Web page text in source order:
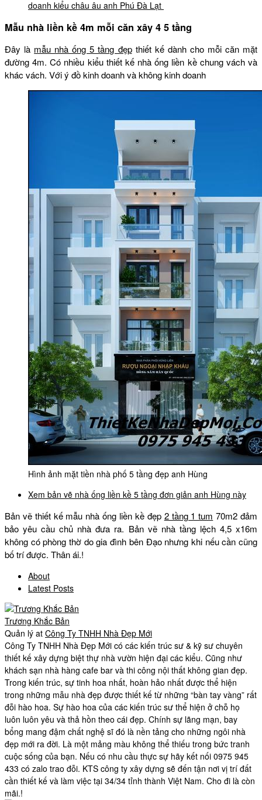
doanh kiểu châu âu anh Phú Đà Lạt
Mẫu nhà liền kề 4m mỗi căn xây 4 5 tầng
Đây là mẫu nhà ống 5 tầng đẹpthiết kế dành cho mỗi căn mặt
đường 4m. Có nhiều kiểu thiết kế nhà ống liền kề chung vách và
khác vách. Với ý đồ kinh doanh và không kinh doanh
Hình ảnh mặt tiền nhà phố 5 tầng đẹp anh Hùng
Xem bản vẽ nhà ống liền kề 5 tầng đơn giản anh Hùng này
Bản vẽ thiết kế mẫu nhà ống liền kề đẹp 2 tầng 1 tum 70m2 đảm
bảo yêu cầu chủ nhà đưa ra. Bản vẽ nhà tầng lệch 4,5 x16m
không có phòng thờ do gia đình bên Đạo nhưng khi nếu cần cũng
bố trí được. Thân ái.!
About
Latest Posts
Trương Khắc Bản
Quản lý at Công Ty TNHH Nhà Đẹp Mới
Công Ty TNHH Nhà Đẹp Mới có các kiến trúc sư & kỹ sư chuyên
thiết kế xây dựng biệt thự nhà vườn hiện đại các kiểu. Cũng như
khách sạn nhà hàng cafe bar và thi công nội thất không gian đẹp.
Trong kiến trúc, sự tinh hoa nhất, hoàn hảo nhất được thể hiện
trong những mẫu nhà đẹp được thiết kế từ những “bàn tay vàng” rất
đỗi hào hoa. Sự hào hoa của các kiến trúc sư thể hiện ở chỗ họ
luôn luôn yêu và thả hồn theo cái đẹp. Chính sự lãng mạn, bay
bổng mang đậm chất nghệ sĩ đó là nền tảng cho những ngôi nhà
đẹp mới ra đời. Là một mảng màu không thể thiếu trong bức tranh
cuộc sống của bạn. Nếu có nhu cầu thực sự hãy kết nối 0975 945
433 có zalo trao đỗi. KTS công ty xây dựng sẽ đến tận nơi vị trí đất
cần thiết kế và làm việc tại 34/34 tỉnh thành Việt Nam. Cho đi là còn
mãi.!